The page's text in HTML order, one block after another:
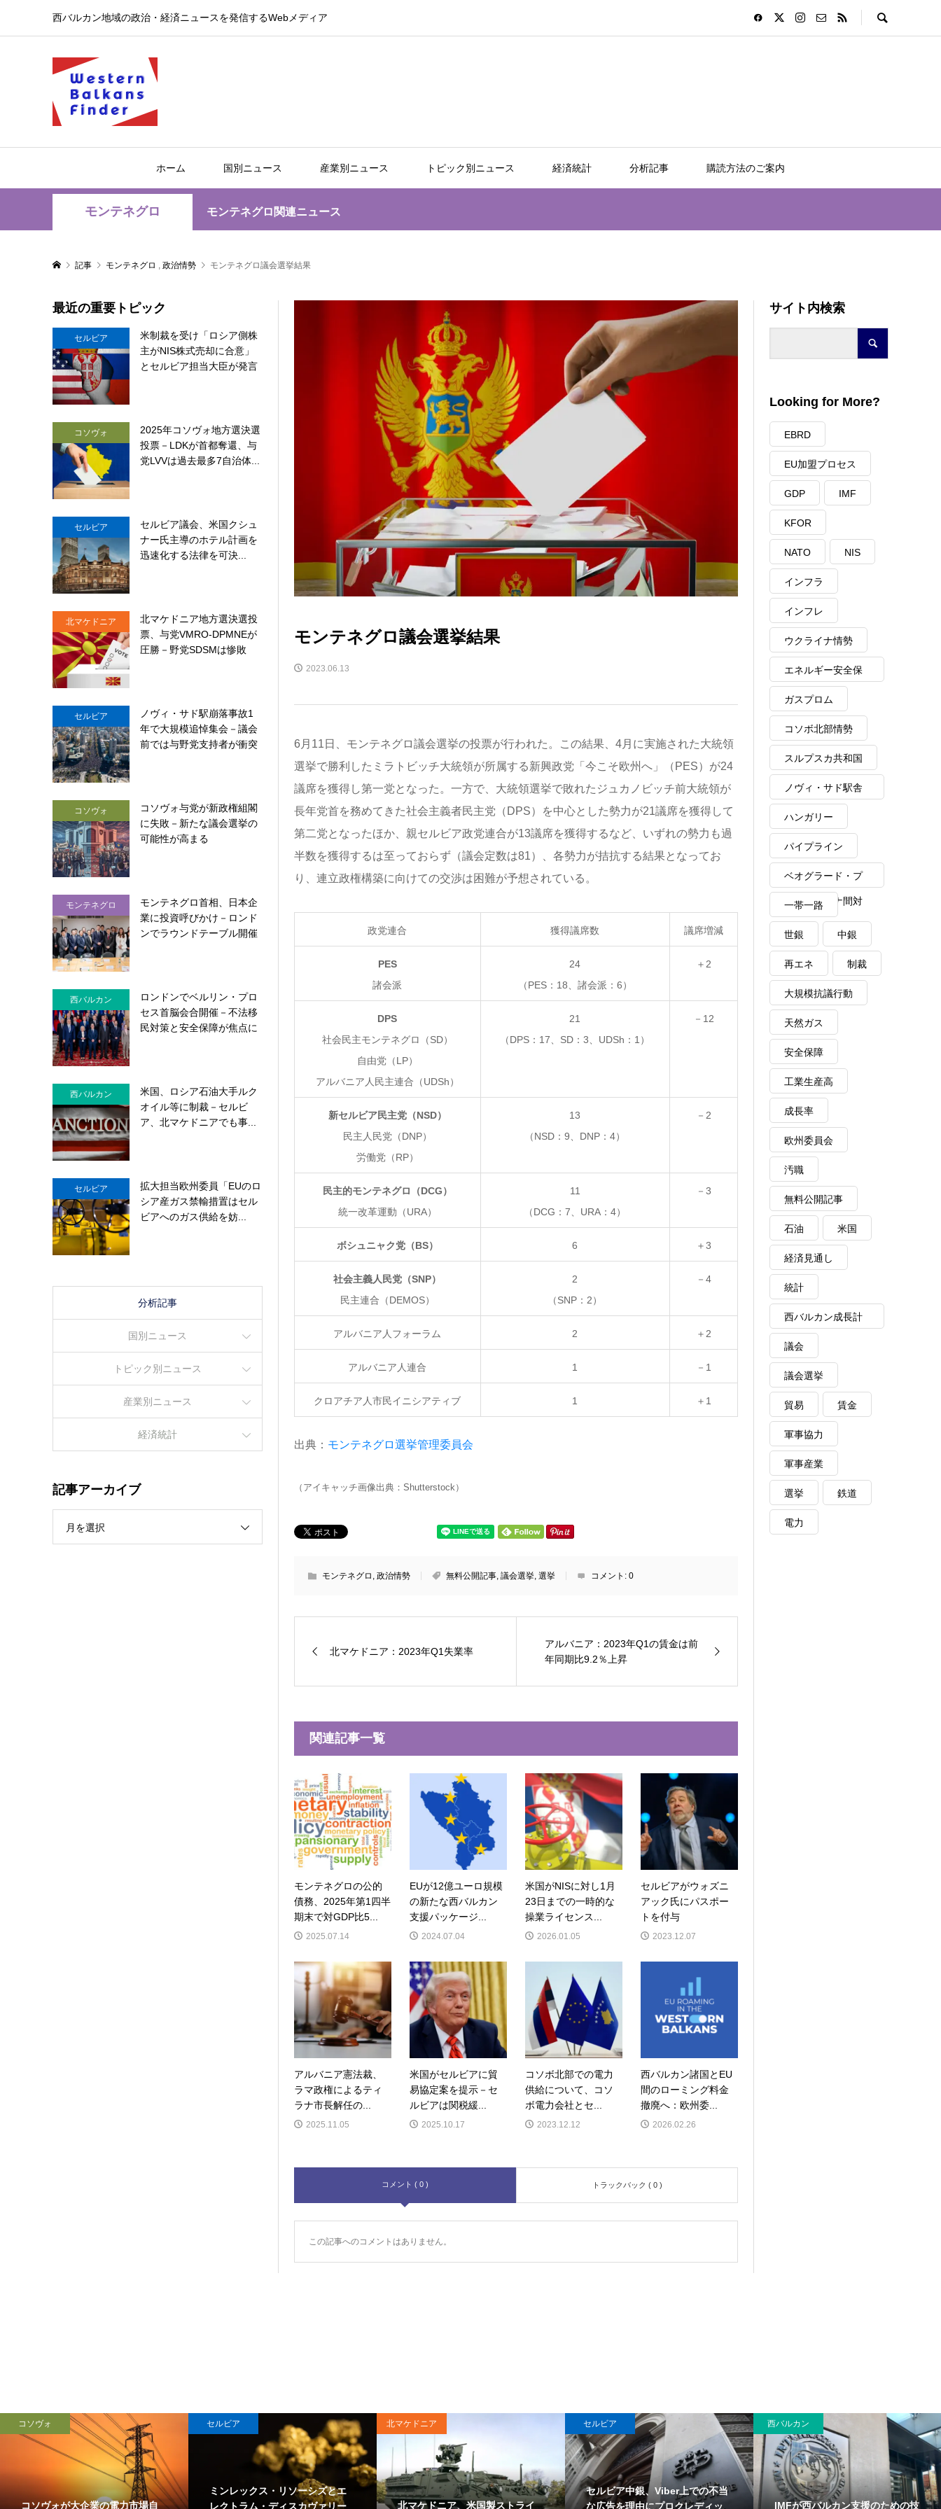
西バルカン地域の政治・経済ニュースを発信するWebメディア
ホーム 国別ニュース 産業別ニュース トピック別ニュース 経済統計 分析記事 購読方法のご案内
モンテネグロ モンテネグロ関連ニュース
記事 モンテネグロ 政治情勢 モンテネグロ議会選挙結果
モンテネグロ議会選挙結果
2023.06.13
6月11日、モンテネグロ議会選挙の投票が行われた。この結果、4月に実施された大統領
選挙で勝利したミラトビッチ大統領が所属する新興政党「今こそ欧州へ」（PES）が24
議席を獲得し第一党となった。一方で、大統領選挙で敗れたジュカノビッチ前大統領が
長年党首を務めてきた社会主義者民主党（DPS）を中心とした勢力が21議席を獲得して
第二党となったほか、親セルビア政党連合が13議席を獲得するなど、いずれの勢力も過
半数を獲得するは至っておらず（議会定数は81）、各勢力が拮抗する結果となってお
り、連立政権構築に向けての交渉は困難が予想されている。
政党連合 獲得議席数 議席増減
PES
諸会派
24
（PES：18、諸会派：6）
＋2
DPS
社会民主モンテネグロ（SD）
自由党（LP）
アルバニア人民主連合（UDSh）
21
（DPS：17、SD：3、UDSh：1）
－12
新セルビア民主党（NSD）
民主人民党（DNP）
労働党（RP）
13
（NSD：9、DNP：4）
－2
民主的モンテネグロ（DCG）
統一改革運動（URA）
11
（DCG：7、URA：4）
－3
ボシュニャク党（BS） 6 ＋3
社会主義人民党（SNP）
民主連合（DEMOS）
2
（SNP：2）
－4
アルバニア人フォーラム 2 ＋2
アルバニア人連合 1 －1
クロアチア人市民イニシアティブ 1 ＋1
出典： モンテネグロ選挙管理委員会
（アイキャッチ画像出典：Shutterstock）
モンテネグロ 政治情勢 無料公開記事, 議会選挙, 選挙 コメント: 0
北マケドニア：2023年Q1失業率
アルバニア：2023年Q1の賃金は前
年同期比9.2％上昇
関連記事一覧
モンテネグロの公的
債務、2025年第1四半
期末で対GDP比5...
2025.07.14
EUが12億ユーロ規模
の新たな西バルカン
支援パッケージ...
2024.07.04
米国がNISに対し1月
23日までの一時的な
操業ライセンス...
2026.01.05
セルビアがウォズニ
アック氏にパスポー
トを付与
2023.12.07
アルバニア憲法裁、
ラマ政権によるティ
ラナ市長解任の...
2025.11.05
米国がセルビアに貿
易協定案を提示－セ
ルビアは関税緩...
2025.10.17
コソボ北部での電力
供給について、コソ
ボ電力会社とセ...
2023.12.12
西バルカン諸国とEU
間のローミング料金
撤廃へ：欧州委...
2026.02.26
コメント ( 0 ) トラックバック ( 0 )
この記事へのコメントはありません。
最近の重要トピック
セルビア
米制裁を受け「ロシア側株
主がNIS株式売却に合意」
とセルビア担当大臣が発言
コソヴォ
2025年コソヴォ地方選決選
投票－LDKが首都奪還、与
党LVVは過去最多7自治体...
セルビア
セルビア議会、米国クシュ
ナー氏主導のホテル計画を
迅速化する法律を可決...
北マケドニア
北マケドニア地方選決選投
票、与党VMRO-DPMNEが
圧勝－野党SDSMは惨敗
セルビア
ノヴィ・サド駅崩落事故1
年で大規模追悼集会－議会
前では与野党支持者が衝突
コソヴォ
コソヴォ与党が新政権組閣
に失敗－新たな議会選挙の
可能性が高まる
モンテネグロ
モンテネグロ首相、日本企
業に投資呼びかけ－ロンド
ンでラウンドテーブル開催
西バルカン
ロンドンでベルリン・プロ
セス首脳会合開催－不法移
民対策と安全保障が焦点に
西バルカン
米国、ロシア石油大手ルク
オイル等に制裁－セルビ
ア、北マケドニアでも事...
セルビア
拡大担当欧州委員「EUのロ
シア産ガス禁輸措置はセル
ビアへのガス供給を妨...
分析記事
国別ニュース
トピック別ニュース
産業別ニュース
経済統計
記事アーカイブ
月を選択
サイト内検索
Looking for More?
EBRD
EU加盟プロセス
GDP IMF
KFOR
NATO NIS
インフラ
インフレ
ウクライナ情勢
エネルギー安全保
障
ガスプロム
コソボ北部情勢
スルプスカ共和国
ノヴィ・サド駅舎
崩落事故
ハンガリー
パイプライン
ベオグラード・プ
リシュティナ間対
話
一帯一路
世銀 中銀
再エネ 制裁
大規模抗議行動
天然ガス
安全保障
工業生産高
成長率
欧州委員会
汚職
無料公開記事
石油 米国
経済見通し
統計
西バルカン成長計
画
議会
議会選挙
貿易 賃金
軍事協力
軍事産業
選挙 鉄道
電力
コソヴォ
コソヴォが大企業の電力市場自
セルビア
ミンレックス・リソーシズとエ
レクトラム・ディスカヴァリー
北マケドニア
北マケドニア、米国製ストライ
セルビア
セルビア中銀、Viber上での不当
な広告を理由にプロクレディッ
西バルカン
IMFが西バルカン支援のための技